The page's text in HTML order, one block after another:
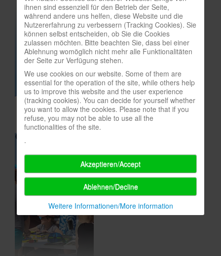
In eigener Sache-On our own behalf
Archivierte Meldungen-News archive
ihnen sind essenziell für den Betrieb der Seite,
während andere uns helfen, diese Website und die
Nutzererfahrung zu verbessern (Tracking Cookies). Sie
können selbst entscheiden, ob Sie die Cookies
zulassen möchten. Bitte beachten Sie, dass bei einer
Ablehnung womöglich nicht mehr alle Funktionalitäten
der Seite zur Verfügung stehen.
We use cookies on our website. Some of them are
essential for the operation of the site, while others help
us to improve this website and the user experience
(tracking cookies). You can decide for yourself whether
you want to allow the cookies. Please note that if you
refuse, you may not be able to use all the
functionalities of the site.
.
Akzeptieren/Accept
Ablehnen/Decline
Weitere Informationen/More information